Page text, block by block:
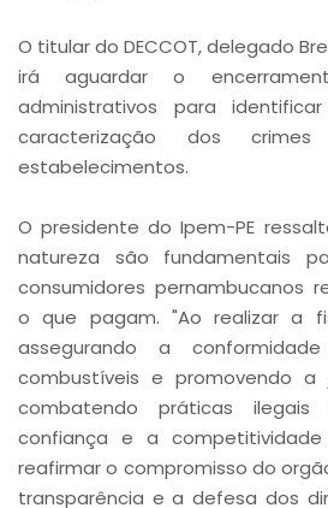
O titular do DECCOT, delegado
irá aguardar o
administrativos para
caracterização dos
estabelecimentos.
O presidente do Ipem-PE
natureza são fundamentais
consumidores pernambucanos
o que pagam. "Ao realizar a
assegurando a
combustíveis e promovendo a
combatendo práticas
confiança e a
reafirmar o compromisso do
transparência e a defesa dos